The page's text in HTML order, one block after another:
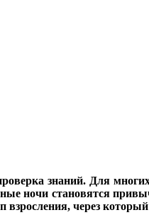
знаний. Для
ночи становятся
взросления, через